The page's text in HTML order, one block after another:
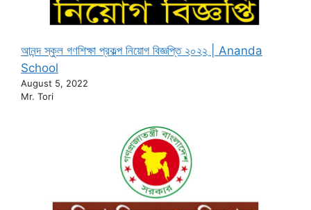
আনন্দ স্কুল গণশিক্ষা প্রকল্প নিয়োগ বিজ্ঞপ্তি ২০২২ | Ananda
School
August 5, 2022
Mr. Tori